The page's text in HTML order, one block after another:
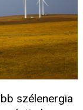
szélenergia